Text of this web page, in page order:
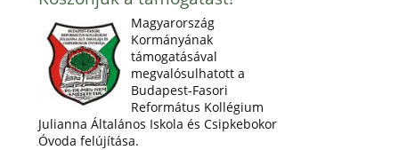
Magyarország
Kormányának
támogatásával
megvalósulhatott a
Budapest-Fasori
Református Kollégium
Julianna Általános Iskola és Csipkebokor
Óvoda felújítása.